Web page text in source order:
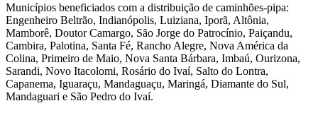
Municípios beneficiados com a distribuição de caminhões-pipa:
Engenheiro Beltrão, Indianópolis, Luiziana, Iporã, Altônia,
Mamborê, Doutor Camargo, São Jorge do Patrocínio, Paiçandu,
Cambira, Palotina, Santa Fé, Rancho Alegre, Nova América da
Colina, Primeiro de Maio, Nova Santa Bárbara, Imbaú, Ourizona,
Sarandi, Novo Itacolomi, Rosário do Ivaí, Salto do Lontra,
Capanema, Iguaraçu, Mandaguaçu, Maringá, Diamante do Sul,
Mandaguari e São Pedro do Ivaí.